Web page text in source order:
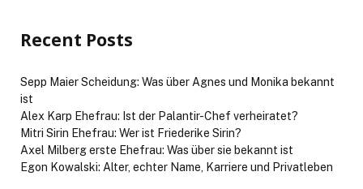
Recent Posts
Sepp Maier Scheidung: Was über Agnes und Monika bekannt
ist
Alex Karp Ehefrau: Ist der Palantir-Chef verheiratet?
Mitri Sirin Ehefrau: Wer ist Friederike Sirin?
Axel Milberg erste Ehefrau: Was über sie bekannt ist
Egon Kowalski: Alter, echter Name, Karriere und Privatleben